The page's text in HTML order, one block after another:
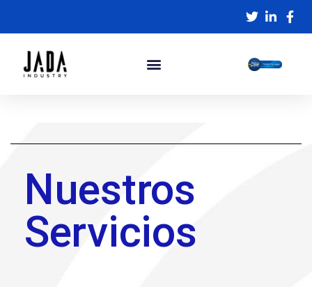
Nuestros
Servicios